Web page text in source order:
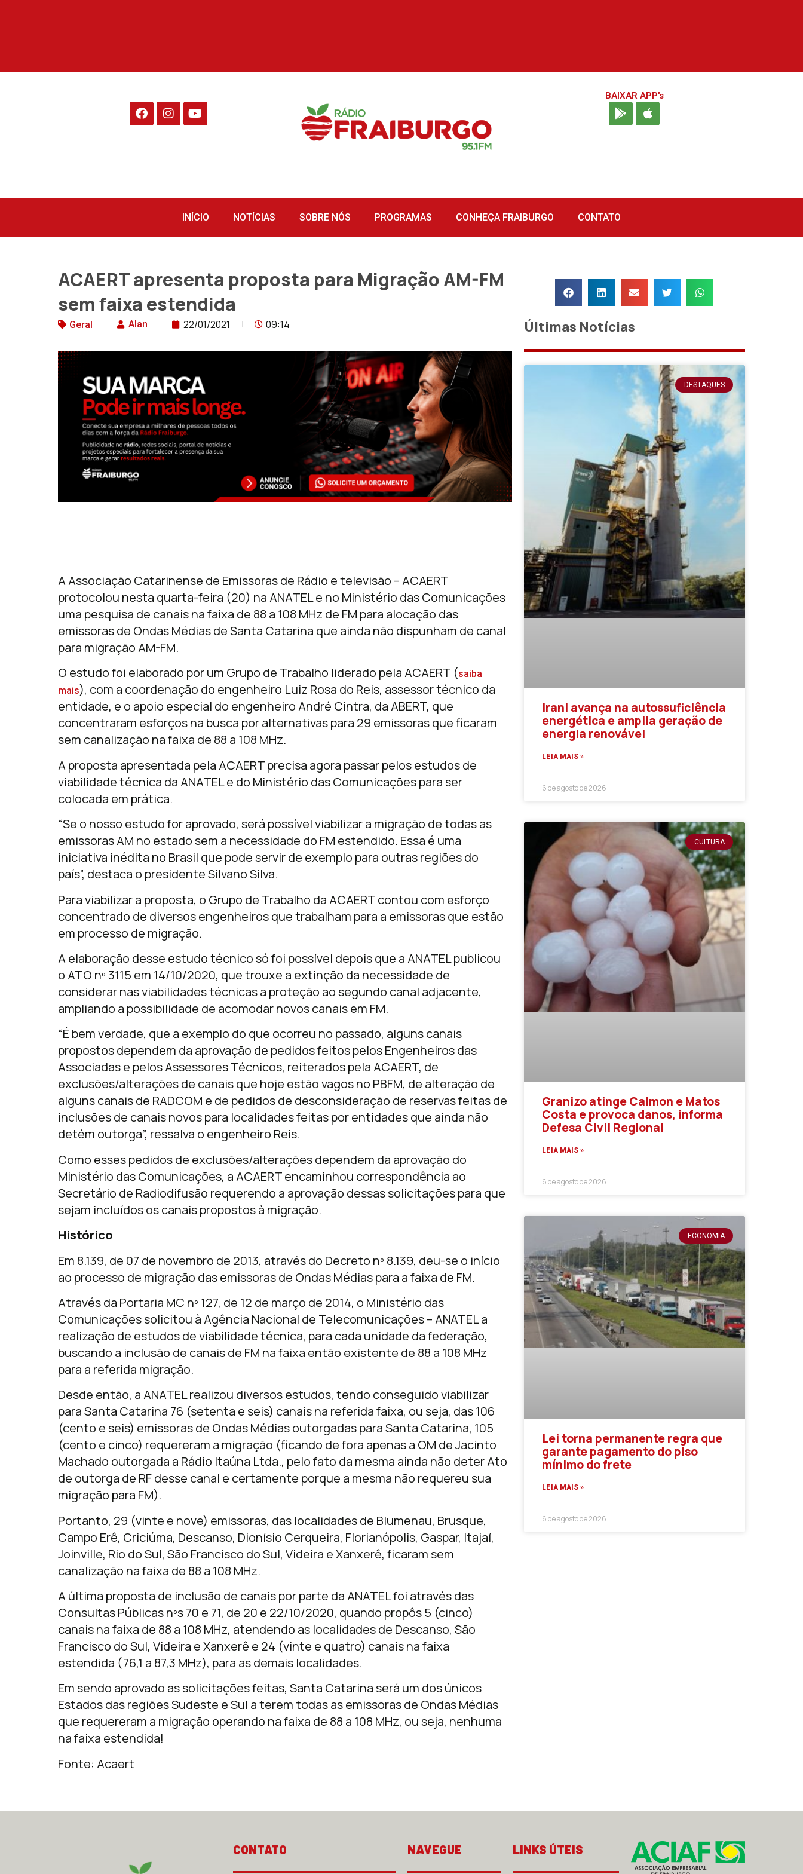
BAIXAR APP's
INÍCIO NOTÍCIAS SOBRE NÓS PROGRAMAS CONHEÇA FRAIBURGO CONTATO
ACAERT apresenta proposta para Migração AM-FM
sem faixa estendida
Geral Alan 22/01/2021 09:14
A Associação Catarinense de Emissoras de Rádio e televisão – ACAERT
protocolou nesta quarta-feira (20) na ANATEL e no Ministério das Comunicações
uma pesquisa de canais na faixa de 88 a 108 MHz de FM para alocação das
emissoras de Ondas Médias de Santa Catarina que ainda não dispunham de canal
para migração AM-FM.
O estudo foi elaborado por um Grupo de Trabalho liderado pela ACAERT (saiba
mais), com a coordenação do engenheiro Luiz Rosa do Reis, assessor técnico da
entidade, e o apoio especial do engenheiro André Cintra, da ABERT, que
concentraram esforços na busca por alternativas para 29 emissoras que ficaram
sem canalização na faixa de 88 a 108 MHz.
A proposta apresentada pela ACAERT precisa agora passar pelos estudos de
viabilidade técnica da ANATEL e do Ministério das Comunicações para ser
colocada em prática.
“Se o nosso estudo for aprovado, será possível viabilizar a migração de todas as
emissoras AM no estado sem a necessidade do FM estendido. Essa é uma
iniciativa inédita no Brasil que pode servir de exemplo para outras regiões do
país”, destaca o presidente Silvano Silva.
Para viabilizar a proposta, o Grupo de Trabalho da ACAERT contou com esforço
concentrado de diversos engenheiros que trabalham para a emissoras que estão
em processo de migração.
A elaboração desse estudo técnico só foi possível depois que a ANATEL publicou
o ATO nº 3115 em 14/10/2020, que trouxe a extinção da necessidade de
considerar nas viabilidades técnicas a proteção ao segundo canal adjacente,
ampliando a possibilidade de acomodar novos canais em FM.
“É bem verdade, que a exemplo do que ocorreu no passado, alguns canais
propostos dependem da aprovação de pedidos feitos pelos Engenheiros das
Associadas e pelos Assessores Técnicos, reiterados pela ACAERT, de
exclusões/alterações de canais que hoje estão vagos no PBFM, de alteração de
alguns canais de RADCOM e de pedidos de desconsideração de reservas feitas de
inclusões de canais novos para localidades feitas por entidades que ainda não
detém outorga”, ressalva o engenheiro Reis.
Como esses pedidos de exclusões/alterações dependem da aprovação do
Ministério das Comunicações, a ACAERT encaminhou correspondência ao
Secretário de Radiodifusão requerendo a aprovação dessas solicitações para que
sejam incluídos os canais propostos à migração.
Histórico
Em 8.139, de 07 de novembro de 2013, através do Decreto nº 8.139, deu-se o início
ao processo de migração das emissoras de Ondas Médias para a faixa de FM.
Através da Portaria MC nº 127, de 12 de março de 2014, o Ministério das
Comunicações solicitou à Agência Nacional de Telecomunicações – ANATEL a
realização de estudos de viabilidade técnica, para cada unidade da federação,
buscando a inclusão de canais de FM na faixa então existente de 88 a 108 MHz
para a referida migração.
Desde então, a ANATEL realizou diversos estudos, tendo conseguido viabilizar
para Santa Catarina 76 (setenta e seis) canais na referida faixa, ou seja, das 106
(cento e seis) emissoras de Ondas Médias outorgadas para Santa Catarina, 105
(cento e cinco) requereram a migração (ficando de fora apenas a OM de Jacinto
Machado outorgada a Rádio Itaúna Ltda., pelo fato da mesma ainda não deter Ato
de outorga de RF desse canal e certamente porque a mesma não requereu sua
migração para FM).
Portanto, 29 (vinte e nove) emissoras, das localidades de Blumenau, Brusque,
Campo Erê, Criciúma, Descanso, Dionísio Cerqueira, Florianópolis, Gaspar, Itajaí,
Joinville, Rio do Sul, São Francisco do Sul, Videira e Xanxerê, ficaram sem
canalização na faixa de 88 a 108 MHz.
A última proposta de inclusão de canais por parte da ANATEL foi através das
Consultas Públicas nºs 70 e 71, de 20 e 22/10/2020, quando propôs 5 (cinco)
canais na faixa de 88 a 108 MHz, atendendo as localidades de Descanso, São
Francisco do Sul, Videira e Xanxerê e 24 (vinte e quatro) canais na faixa
estendida (76,1 a 87,3 MHz), para as demais localidades.
Em sendo aprovado as solicitações feitas, Santa Catarina será um dos únicos
Estados das regiões Sudeste e Sul a terem todas as emissoras de Ondas Médias
que requereram a migração operando na faixa de 88 a 108 MHz, ou seja, nenhuma
na faixa estendida!
Fonte: Acaert
Últimas Notícias
DESTAQUES
Irani avança na autossuficiência
energética e amplia geração de
energia renovável
LEIA MAIS »
6 de agosto de 2026
CULTURA
Granizo atinge Calmon e Matos
Costa e provoca danos, informa
Defesa Civil Regional
LEIA MAIS »
6 de agosto de 2026
ECONOMIA
Lei torna permanente regra que
garante pagamento do piso
mínimo do frete
LEIA MAIS »
6 de agosto de 2026
CONTATO NAVEGUE LINKS ÚTEIS